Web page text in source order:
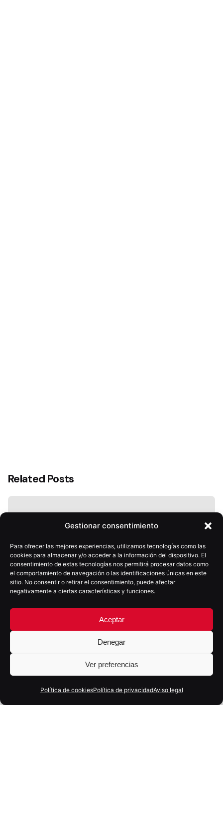
Gestionar consentimiento
Para ofrecer las mejores experiencias, utilizamos tecnologías como las
cookies para almacenar y/o acceder a la información del dispositivo. El
consentimiento de estas tecnologías nos permitirá procesar datos como
el comportamiento de navegación o las identificaciones únicas en este
sitio. No consentir o retirar el consentimiento, puede afectar
negativamente a ciertas características y funciones.
Aceptar
Denegar
Ver preferencias
Política de cookiesPolítica de privacidadAviso legal
Related Posts